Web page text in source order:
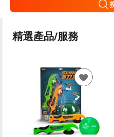
精選產品/服務